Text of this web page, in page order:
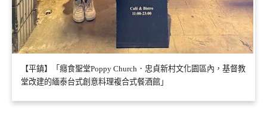
【平鎮】「癮食聖堂Poppy Church．忠貞新村文化園區內，基督教
堂改建的緬泰台式創意料理複合式餐酒館」